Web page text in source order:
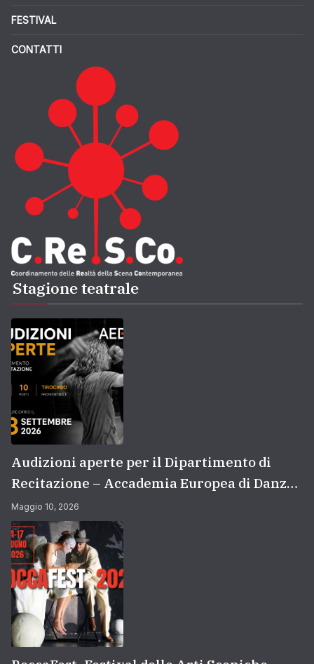
FESTIVAL
CONTATTI
Stagione teatrale
Audizioni aperte per il Dipartimento di
Recitazione – Accademia Europea di Danza
(2026/2027) | Scuola di recitazione a Roma
Maggio 10, 2026